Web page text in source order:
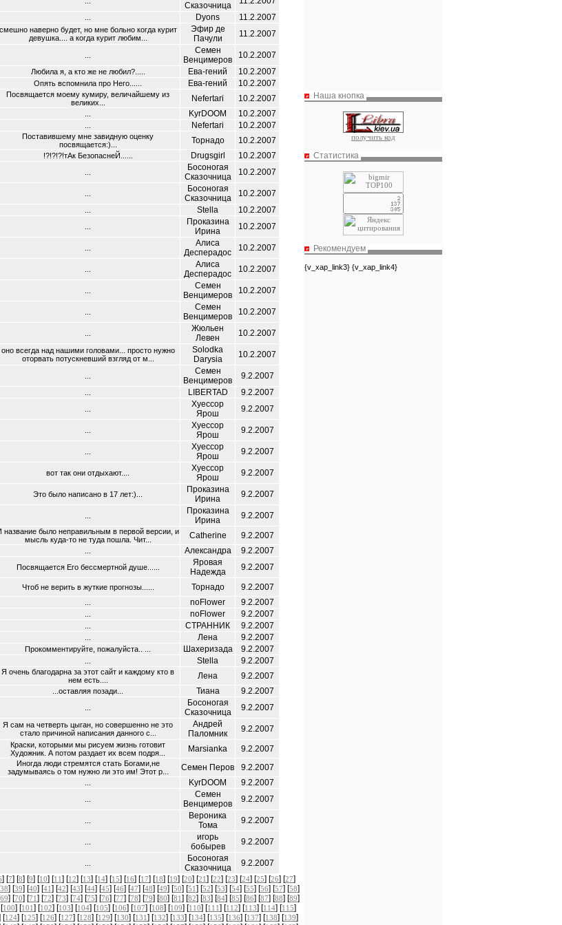
Сказочница
Dyons 11.2.2007
смешно наверно будет, но мне больно когда курит
девушка.... а когда курит любим...
Эфир де
Пачули
11.2.2007
Семен
Венцимеров
10.2.2007
Любила я, а кто же не любил?..... Ева-гений 10.2.2007
Опять вспомнила про Него...... Ева-гений 10.2.2007
Посвящается моему кумиру, величайшему из
великих...
Nefertari 10.2.2007
KyrDOOM 10.2.2007
Nefertari 10.2.2007
Поставившему мне завидную оценку
посвящается:)...
Торнадо 10.2.2007
!?!?!?!тАк БезопаснеЙ...... Drugsgirl 10.2.2007
Босоногая
Сказочница
10.2.2007
Босоногая
Сказочница
10.2.2007
Stella 10.2.2007
Проказина
Ирина
10.2.2007
Aлиса
Десперадос
10.2.2007
Aлиса
Десперадос
10.2.2007
Семен
Венцимеров
10.2.2007
Семен
Венцимеров
10.2.2007
Жюльен
Левен
10.2.2007
оно всегда над нашими головами... просто нужно
оторвать потускневший взгляд от м...
Solodka
Darysia
10.2.2007
Семен
Венцимеров
9.2.2007
LIBERTAD 9.2.2007
Хуессор
Ярош
9.2.2007
Хуессор
Ярош
9.2.2007
Хуессор
Ярош
9.2.2007
вот так они отдыхают....
Хуессор
Ярош
9.2.2007
Это было написано в 17 лет:)...
Проказина
Ирина
9.2.2007
Проказина
Ирина
9.2.2007
название было неправильным в первой версии, и
мысль куда-то не туда пошла. Чит...
Catherine 9.2.2007
Александра 9.2.2007
Посвящается Его бессмертной душе......
Яровая
Надежда
9.2.2007
Чтоб не верить в жуткие прогнозы...... Торнадо 9.2.2007
noFlower 9.2.2007
noFlower 9.2.2007
СТРАННИК 9.2.2007
Лена 9.2.2007
Прокомментируйте, пожалуйста.. ... Шахеризада 9.2.2007
Stella 9.2.2007
Я очень благодарна за этот сайт и каждому кто в
нем есть....
Лена 9.2.2007
...оставляя позади... Тиана 9.2.2007
Босоногая
Сказочница
9.2.2007
Я сам на четверть цыган, но совершенно не это
стало причиной написания данного с...
Андрей
Паломник
9.2.2007
Краски, которыми мы рисуем жизнь готовит
Художник. А потом раздает их всем подря...
Marsianka 9.2.2007
Иногда люди стремятся стать Богами,не
задумываясь о том нужно ли это им! Этот р...
Семен Перов 9.2.2007
KyrDOOM 9.2.2007
Семен
Венцимеров
9.2.2007
Вероника
Тома
9.2.2007
игорь
бобырев
9.2.2007
Босоногая
Сказочница
9.2.2007
] [7] [8] [9] [10] [11] [12] [13] [14] [15] [16] [17] [18] [19] [20] [21] [22] [23] [24] [25] [26] [27]
38] [39] [40] [41] [42] [43] [44] [45] [46] [47] [48] [49] [50] [51] [52] [53] [54] [55] [56] [57] [58]
69] [70] [71] [72] [73] [74] [75] [76] [77] [78] [79] [80] [81] [82] [83] [84] [85] [86] [87] [88] [89]
100] [101] [102] [103] [104] [105] [106] [107] [108] [109] [110] [111] [112] [113] [114] [115]
[124] [125] [126] [127] [128] [129] [130] [131] [132] [133] [134] [135] [136] [137] [138] [139]
Наша кнопка
получить код
Статистика
Рекомендуем
{v_xap_link3} {v_xap_link4}